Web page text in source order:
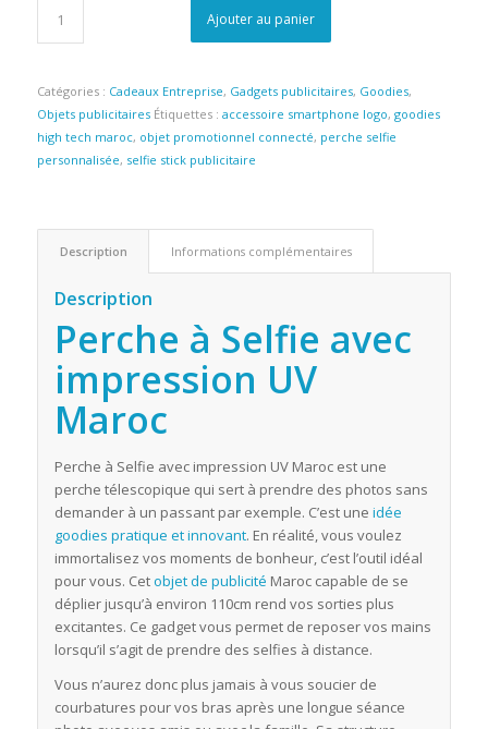
Ajouter au panier
Catégories : Cadeaux Entreprise, Gadgets publicitaires, Goodies,
Objets publicitaires Étiquettes : accessoire smartphone logo, goodies
high tech maroc, objet promotionnel connecté, perche selfie
personnalisée, selfie stick publicitaire
Description Informations complémentaires
Description
Perche à Selfie avec
impression UV
Maroc
Perche à Selfie avec impression UV Maroc est une
perche télescopique qui sert à prendre des photos sans
demander à un passant par exemple. C’est une idée
goodies pratique et innovant. En réalité, vous voulez
immortalisez vos moments de bonheur, c’est l’outil idéal
pour vous. Cetobjet de publicité Maroc capable de se
déplier jusqu’à environ 110cm rend vos sorties plus
excitantes. Ce gadget vous permet de reposer vos mains
lorsqu’il s’agit de prendre des selfies à distance.
Vous n’aurez donc plus jamais à vous soucier de
courbatures pour vos bras après une longue séance